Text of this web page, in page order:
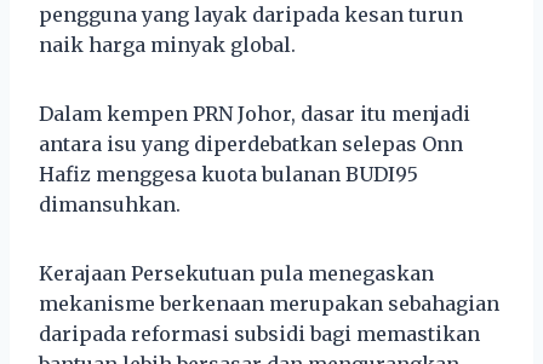
pengguna yang layak daripada kesan turun
naik harga minyak global.
Dalam kempen PRN Johor, dasar itu menjadi
antara isu yang diperdebatkan selepas Onn
Hafiz menggesa kuota bulanan BUDI95
dimansuhkan.
Kerajaan Persekutuan pula menegaskan
mekanisme berkenaan merupakan sebahagian
daripada reformasi subsidi bagi memastikan